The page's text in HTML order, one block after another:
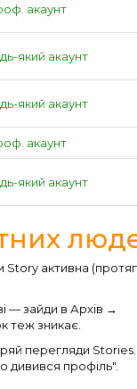
акаунт
який акаунт
який акаунт
акаунт
який акаунт
Story активна
— зайди в Архів →
теж зникає.
перегляди Stories.
дивився профіль".